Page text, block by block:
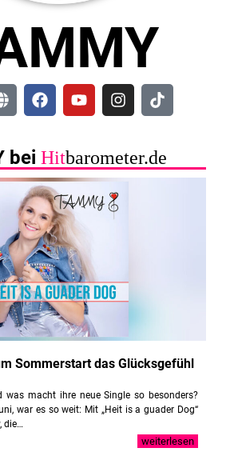
bei Hitbarometer.de
Sommerstart das Glücksgefühl
macht ihre neue Single so besonders?
war es so weit: Mit „Heit is a guader Dog“
die…
weiterlesen